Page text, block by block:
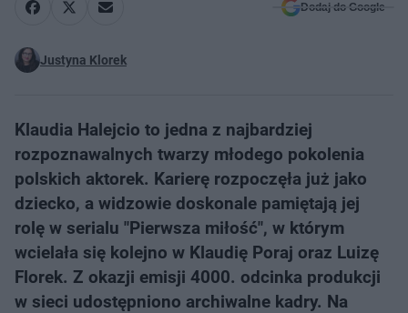
Dodaj do Google
Justyna Klorek
Klaudia Halejcio to jedna z najbardziej
rozpoznawalnych twarzy młodego pokolenia
polskich aktorek. Karierę rozpoczęła już jako
dziecko, a widzowie doskonale pamiętają jej
rolę w serialu "Pierwsza miłość", w którym
wcielała się kolejno w Klaudię Poraj oraz Luizę
Florek. Z okazji emisji 4000. odcinka produkcji
w sieci udostępniono archiwalne kadry. Na